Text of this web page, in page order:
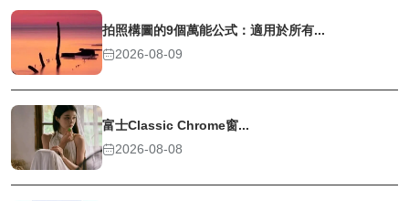
拍照構圖的9個萬能公式：適用於所有...
2026-08-09
富士Classic Chrome窗...
2026-08-08